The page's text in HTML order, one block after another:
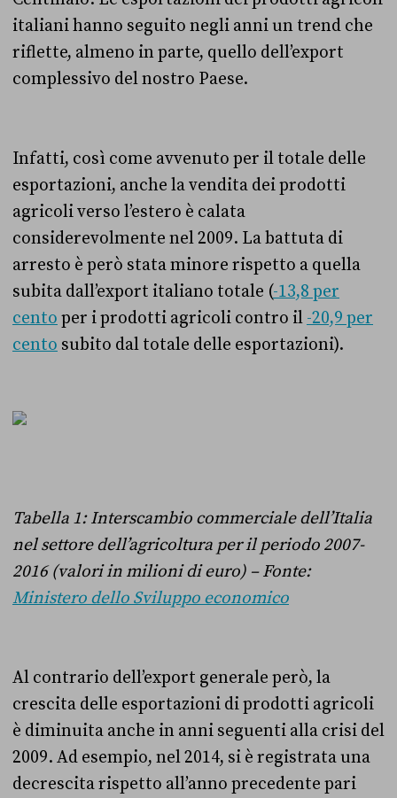
italiani hanno seguito negli anni un trend che
riflette, almeno in parte, quello dell’export
complessivo del nostro Paese.
Infatti, così come avvenuto per il totale delle
esportazioni, anche la vendita dei prodotti
agricoli verso l’estero è calata
considerevolmente nel 2009. La battuta di
arresto è però stata minore rispetto a quella
subita dall’export italiano totale (-13,8 per
cento per i prodotti agricoli contro il -20,9 per
cento subito dal totale delle esportazioni).
Tabella 1: Interscambio commerciale dell’Italia
nel settore dell’agricoltura per il periodo 2007-
2016 (valori in milioni di euro) – Fonte:
Ministero dello Sviluppo economico
Al contrario dell’export generale però, la
crescita delle esportazioni di prodotti agricoli
è diminuita anche in anni seguenti alla crisi del
2009. Ad esempio, nel 2014, si è registrata una
decrescita rispetto all’anno precedente pari